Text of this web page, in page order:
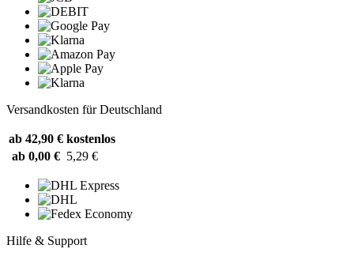
Versandkosten für Deutschland
ab 42,90 € kostenlos
ab 0,00 € 5,29 €
Hilfe & Support